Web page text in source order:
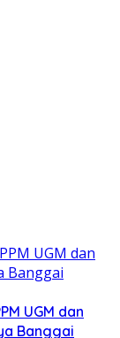
UGM dan
Banggai